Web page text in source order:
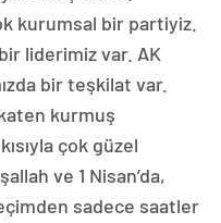
kurumsal bir partiyiz.
liderimiz var. AK
bir teşkilat var.
kurmuş
çok güzel
ve 1 Nisan’da,
sadece saatler